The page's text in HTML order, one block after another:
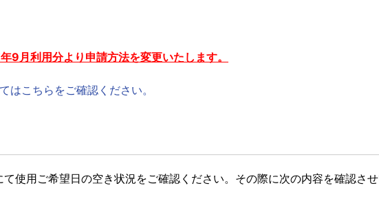
9月利用分より申請方法を変更いたします。
はこちらをご確認ください。
使用ご希望日の空き状況をご確認ください。その際に次の内容を確認さ